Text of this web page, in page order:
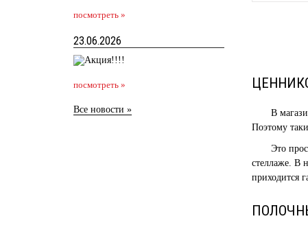
посмотреть »
23.06.2026
посмотреть »
Все новости »
В
Поэтому
Это
стеллаже. В
приходится